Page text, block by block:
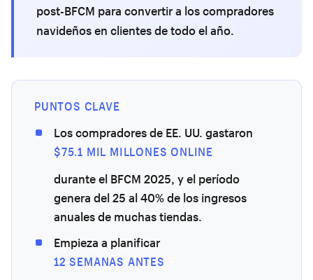
post-BFCM para convertir a los compradores
navideños en clientes de todo el año.
PUNTOS CLAVE
Los compradores de EE. UU. gastaron
$75.1 MIL MILLONES ONLINE
durante el BFCM 2025, y el período
genera del 25 al 40% de los ingresos
anuales de muchas tiendas.
Empieza a planificar
12 SEMANAS ANTES